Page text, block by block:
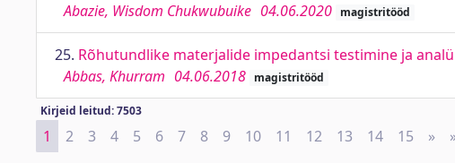
Abazie, Wisdom Chukwubuike 04.06.2020 magistritööd
25. Rõhutundlike materjalide impedantsi testimine ja
Abbas, Khurram 04.06.2018 magistritööd
Kirjeid leitud: 7503
1 2 3 4 5 6 7 8 9 10 11 12 13 14 15 »